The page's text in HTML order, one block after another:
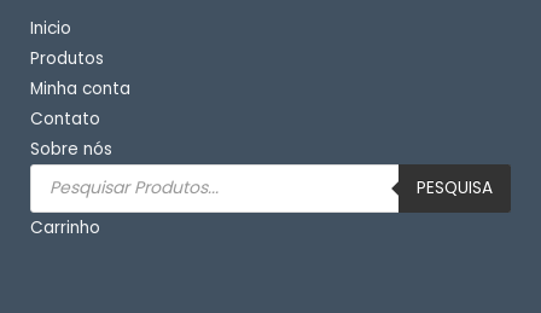
Inicio
Produtos
Minha conta
Contato
Sobre nós
Pesquisar
produtos
PESQUISA
Carrinho